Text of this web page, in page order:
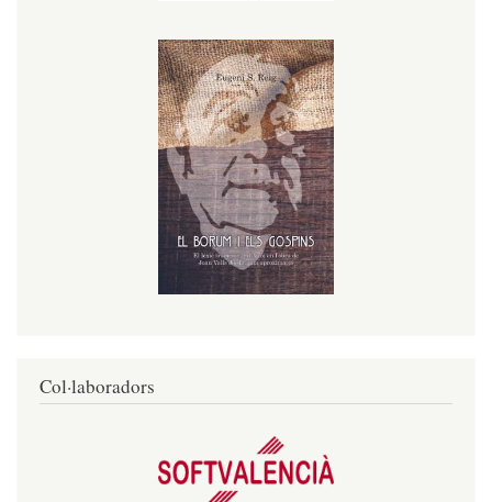
Col·laboradors